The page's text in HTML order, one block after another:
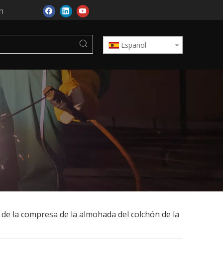
Español
la compresa de la almohada del colchón de la